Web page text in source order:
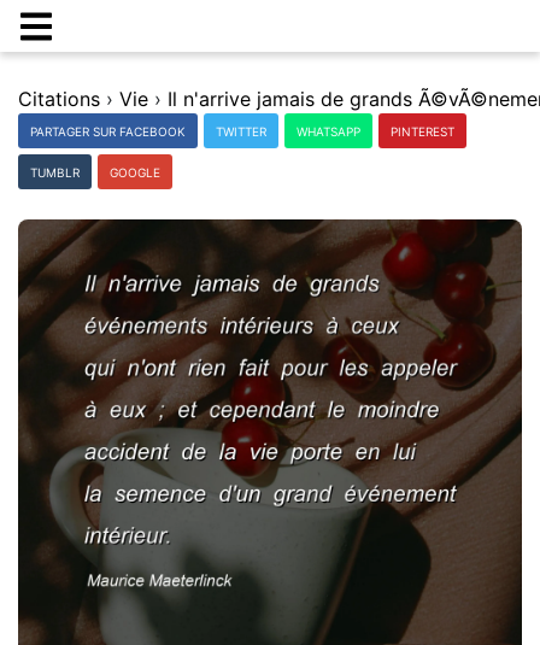
Citations › Vie ›
PARTAGER SUR FACEBOOK TWITTER WHATSAPP PINTEREST
TUMBLR GOOGLE